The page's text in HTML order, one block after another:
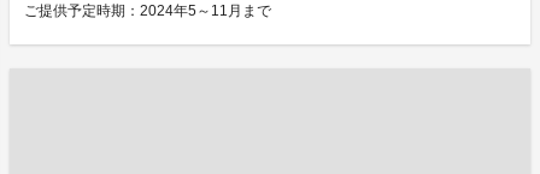
ご提供予定時期：2024年5～11月まで